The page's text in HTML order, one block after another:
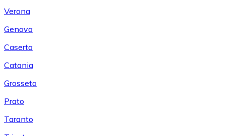
Verona
Genova
Caserta
Catania
Grosseto
Prato
Taranto